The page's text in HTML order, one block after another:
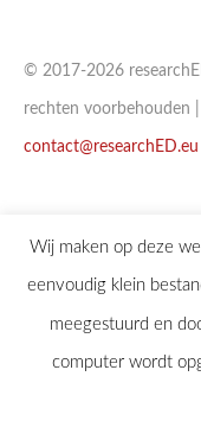
© 2017-2026
rechten voorbehouden |
contact@researchED.eu
Wij maken op deze
eenvoudig klein
meegestuurd en
computer wordt